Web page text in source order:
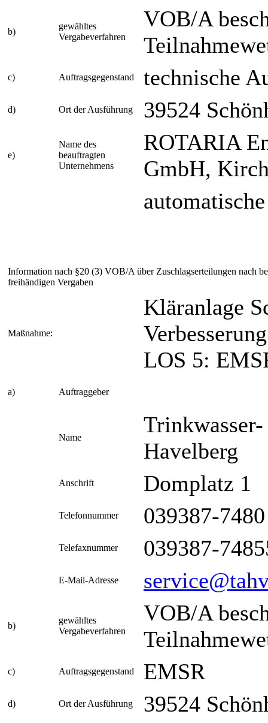
b)
gewähltes
Vergabeverfahren
VOB/A
c) Auftragsgegenstand technische
d) Ort der Ausführung 39524
e)
Name des
beauftragten
Unternehmens
ROTARIA
GmbH,
Information nach §20 (3) VOB/A über Zuschlagserteilungen nach
freihändigen Vergaben
Maßnahme:
Kläranlage
LOS 5:
a) Auftraggeber
Name
Havelberg
Anschrift Domplatz 1
Telefonnummer 039387-7480
Telefaxnummer 039387-
E-Mail-Adresse
b)
gewähltes
Vergabeverfahren
VOB/A
c) Auftragsgegenstand EMSR
d) Ort der Ausführung 39524